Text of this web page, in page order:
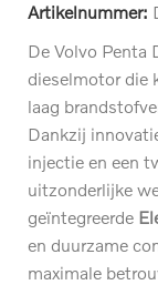
Artikelnummer:
De Volvo Penta
dieselmotor die
laag
Dankzij
injectie en een
uitzonderlijke
geïntegreerde
en duurzame
maximale